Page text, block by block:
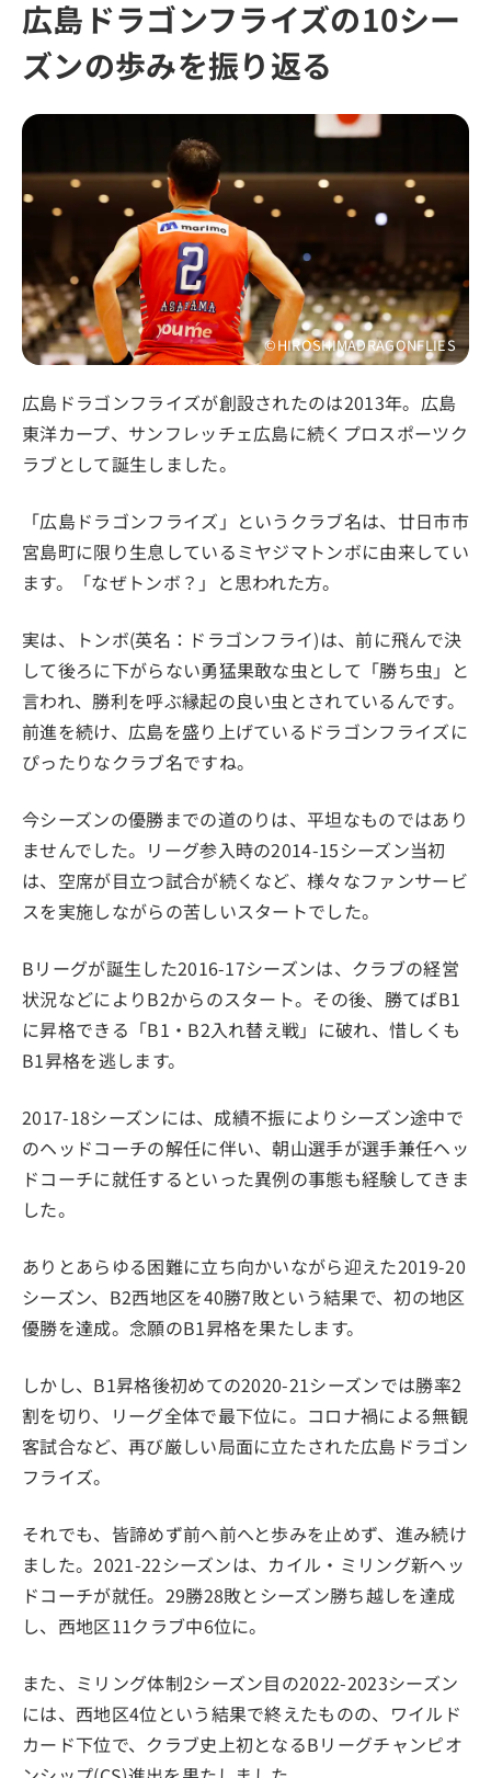
広島ドラゴンフライズの10シー
ズンの歩みを振り返る
©HIROSHIMADRAGONFLIES
広島ドラゴンフライズが創設されたのは2013年。広島
東洋カープ、サンフレッチェ広島に続くプロスポーツク
ラブとして誕生しました。
「広島ドラゴンフライズ」というクラブ名は、廿日市市
宮島町に限り生息しているミヤジマトンボに由来してい
ます。「なぜトンボ？」と思われた方。
実は、トンボ(英名：ドラゴンフライ)は、前に飛んで決
して後ろに下がらない勇猛果敢な虫として「勝ち虫」と
言われ、勝利を呼ぶ縁起の良い虫とされているんです。
前進を続け、広島を盛り上げているドラゴンフライズに
ぴったりなクラブ名ですね。
今シーズンの優勝までの道のりは、平坦なものではあり
ませんでした。リーグ参入時の2014-15シーズン当初
は、空席が目立つ試合が続くなど、様々なファンサービ
スを実施しながらの苦しいスタートでした。
Bリーグが誕生した2016-17シーズンは、クラブの経営
状況などによりB2からのスタート。その後、勝てばB1
に昇格できる「B1・B2入れ替え戦」に破れ、惜しくも
B1昇格を逃します。
2017-18シーズンには、成績不振によりシーズン途中で
のヘッドコーチの解任に伴い、朝山選手が選手兼任ヘッ
ドコーチに就任するといった異例の事態も経験してきま
した。
ありとあらゆる困難に立ち向かいながら迎えた2019-20
シーズン、B2西地区を40勝7敗という結果で、初の地区
優勝を達成。念願のB1昇格を果たします。
しかし、B1昇格後初めての2020-21シーズンでは勝率2
割を切り、リーグ全体で最下位に。コロナ禍による無観
客試合など、再び厳しい局面に立たされた広島ドラゴン
フライズ。
それでも、皆諦めず前へ前へと歩みを止めず、進み続け
ました。2021-22シーズンは、カイル・ミリング新ヘッ
ドコーチが就任。29勝28敗とシーズン勝ち越しを達成
し、西地区11クラブ中6位に。
また、ミリング体制2シーズン目の2022-2023シーズン
には、西地区4位という結果で終えたものの、ワイルド
カード下位で、クラブ史上初となるBリーグチャンピオ